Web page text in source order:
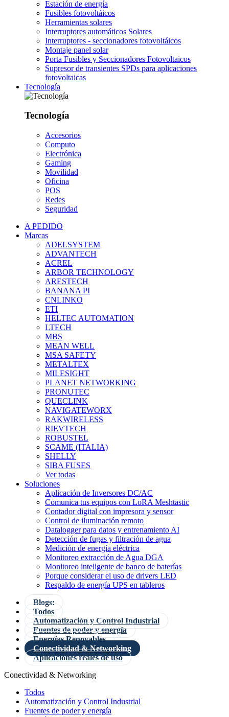
Estación de energía
Fusibles fotovoltáicos
Herramientas solares
Interruptores automáticos Solares
Interruptores - seccionadores fotovoltáicos
Montaje panel solar
Porta Fusibles y Seccionadores Fotovoltaicos
Supresor de transientes SPDs para aplicaciones
fotovoltaicas
Tecnología
Tecnología
Accesorios
Computo
Electrónica
Gaming
Movilidad
Oficina
POS
Redes
Seguridad
A PEDIDO
Marcas
ADELSYSTEM
ADVANTECH
ACREL
ARBOR TECHNOLOGY
ARESTECH
BANANA PI
CNLINKO
ETI
HELTEC AUTOMATION
LTECH
MBS
MEAN WELL
MSA SAFETY
METALTEX
MILESIGHT
PLANET NETWORKING
PRONUTEC
QUECLINK
NAVIGATEWORX
RAKWIRELESS
RIEVTECH
ROBUSTEL
SCAME (ITALIA)
SHELLY
SIBA FUSES
Ver todas
Soluciones
Aplicación de Inversores DC/AC
Comunica tus equipos con LoRA Meshtastic
Contador digital con impresora y sensor
Control de iluminación remoto
Datalogger para datos y entrenamiento AI
Detección de fugas y filtración de agua
Medición de energía eléctrica
Monitoreo extracción de Agua DGA
Monitoreo inteligente de banco de baterías
Porque considerar el uso de drivers LED
Respaldo de energía UPS en tableros
Blogs:
Todos
Automatización y Control Industrial
Fuentes de poder y energía
Energías Renovables
Conectividad & Networking
Aplicaciones reales de uso
Conectividad & Networking
Todos
Automatización y Control Industrial
Fuentes de poder y energía